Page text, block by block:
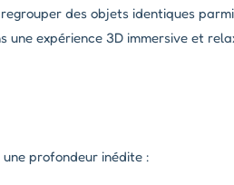
des objets identiques
expérience 3D immersive et
profondeur inédite :